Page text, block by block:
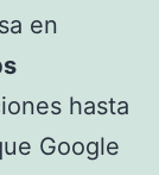
en
hasta
Google